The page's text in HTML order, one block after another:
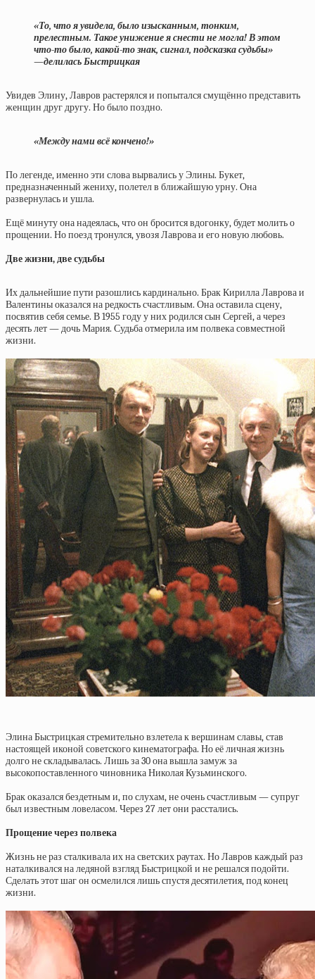
«То, что я увидела, было изысканным, тонким,
прелестным. Такое унижение я снести не могла! В этом
что-то было, какой-то знак, сигнал, подсказка судьбы»
—делилась Быстрицкая
Увидев Элину, Лавров растерялся и попытался смущённо представить
женщин друг другу. Но было поздно.
«Между нами всё кончено!»
По легенде, именно эти слова вырвались у Элины. Букет,
предназначенный жениху, полетел в ближайшую урну. Она
развернулась и ушла.
Ещё минуту она надеялась, что он бросится вдогонку, будет молить о
прощении. Но поезд тронулся, увозя Лаврова и его новую любовь.
Две жизни, две судьбы
Их дальнейшие пути разошлись кардинально. Брак Кирилла Лаврова и
Валентины оказался на редкость счастливым. Она оставила сцену,
посвятив себя семье. В 1955 году у них родился сын Сергей, а через
десять лет — дочь Мария. Судьба отмерила им полвека совместной
жизни.
Элина Быстрицкая стремительно взлетела к вершинам славы, став
настоящей иконой советского кинематографа. Но её личная жизнь
долго не складывалась. Лишь за 30 она вышла замуж за
высокопоставленного чиновника Николая Кузьминского.
Брак оказался бездетным и, по слухам, не очень счастливым — супруг
был известным ловеласом. Через 27 лет они расстались.
Прощение через полвека
Жизнь не раз сталкивала их на светских раутах. Но Лавров каждый раз
наталкивался на ледяной взгляд Быстрицкой и не решался подойти.
Сделать этот шаг он осмелился лишь спустя десятилетия, под конец
жизни.